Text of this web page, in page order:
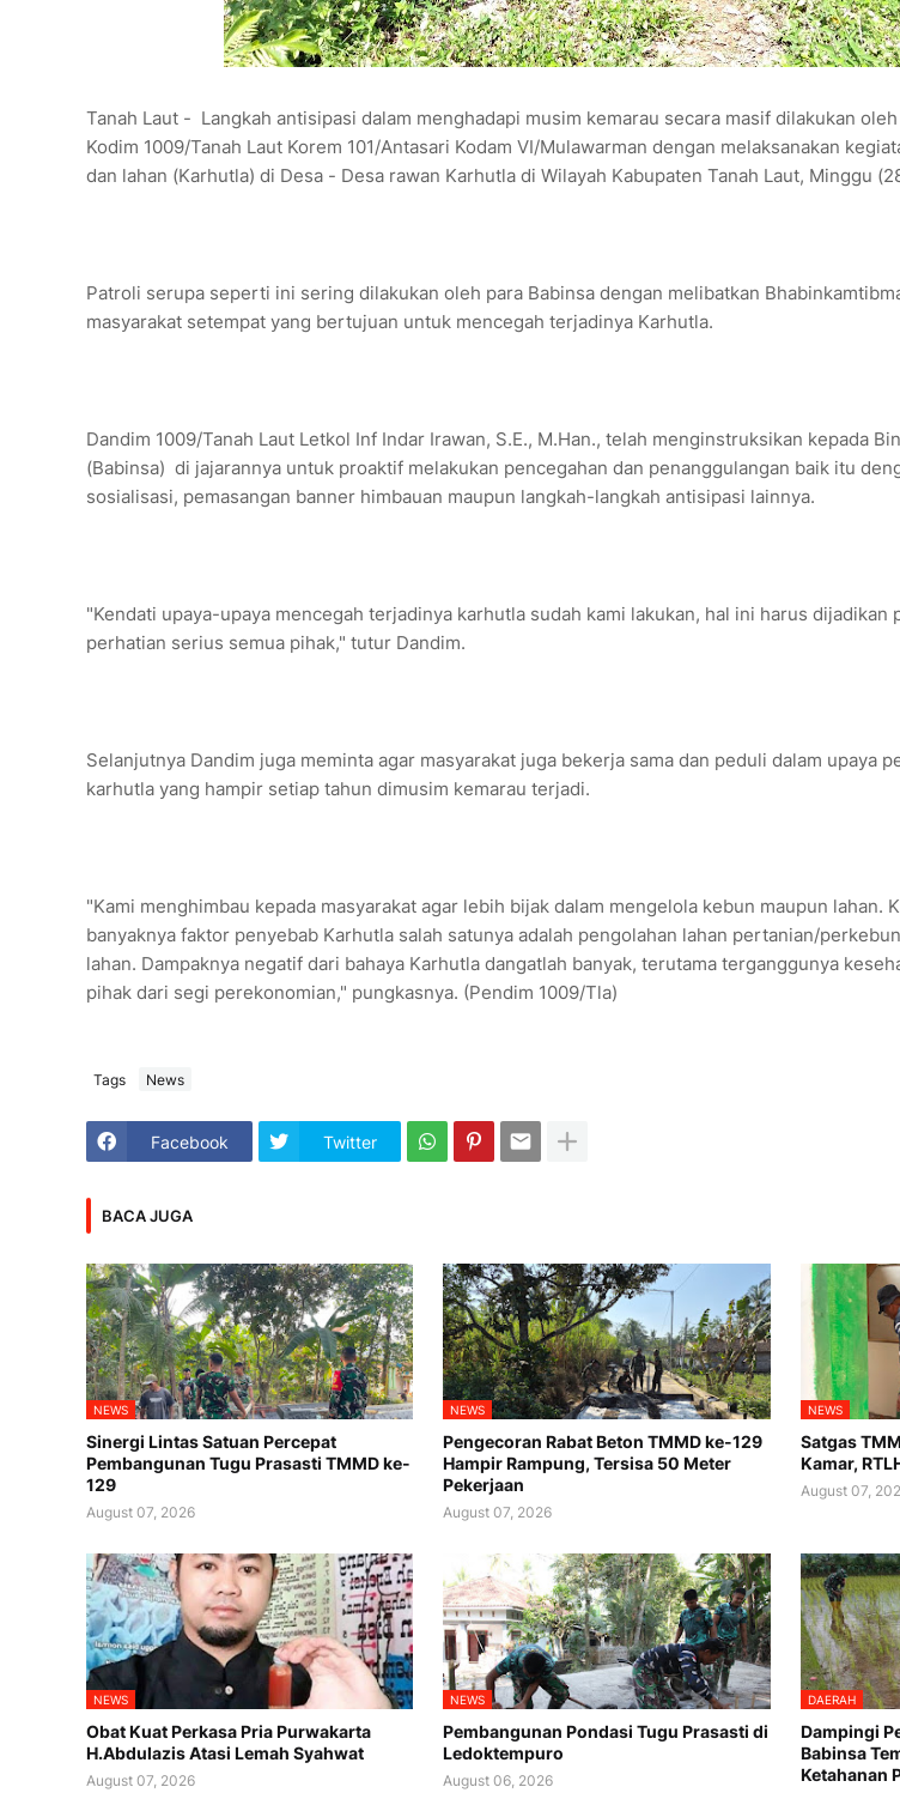
Tanah Laut - Langkah antisipasi dalam menghadapi musim kemarau secara masif dilakukan
Kodim 1009/Tanah Laut Korem 101/Antasari Kodam VI/Mulawarman dengan melaksanakan
dan lahan (Karhutla) di Desa - Desa rawan Karhutla di Wilayah Kabupaten Tanah Laut, Minggu
Patroli serupa seperti ini sering dilakukan oleh para Babinsa dengan melibatkan
masyarakat setempat yang bertujuan untuk mencegah terjadinya Karhutla.
Dandim 1009/Tanah Laut Letkol Inf Indar Irawan, S.E., M.Han., telah menginstruksikan kepada
(Babinsa) di jajarannya untuk proaktif melakukan pencegahan dan penanggulangan baik itu
sosialisasi, pemasangan banner himbauan maupun langkah-langkah antisipasi lainnya.
"Kendati upaya-upaya mencegah terjadinya karhutla sudah kami lakukan, hal ini harus dijadikan
perhatian serius semua pihak," tutur Dandim.
Selanjutnya Dandim juga meminta agar masyarakat juga bekerja sama dan peduli dalam upaya
karhutla yang hampir setiap tahun dimusim kemarau terjadi.
"Kami menghimbau kepada masyarakat agar lebih bijak dalam mengelola kebun maupun lahan.
banyaknya faktor penyebab Karhutla salah satunya adalah pengolahan lahan pertanian/
lahan. Dampaknya negatif dari bahaya Karhutla dangatlah banyak, terutama terganggunya
pihak dari segi perekonomian," pungkasnya. (Pendim 1009/Tla)
Tags News
Facebook Twitter
BACA JUGA
NEWS
Sinergi Lintas Satuan Percepat
Pembangunan Tugu Prasasti TMMD ke-
129
August 07, 2026
NEWS
Pengecoran Rabat Beton TMMD ke-129
Hampir Rampung, Tersisa 50 Meter
Pekerjaan
August 07, 2026
NEWS
Satgas
Kamar,
August 07,
NEWS
Obat Kuat Perkasa Pria Purwakarta
H.Abdulazis Atasi Lemah Syahwat
August 07, 2026
NEWS
Pembangunan Pondasi Tugu Prasasti di
Ledoktempuro
August 06, 2026
DAERAH
Dampingi
Babinsa
Ketahanan